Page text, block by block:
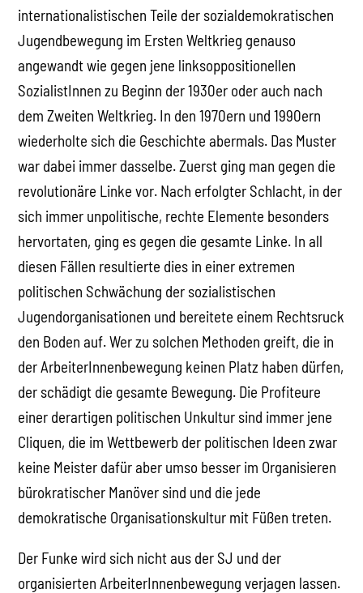
internationalistischen Teile der sozialdemokratischen
Jugendbewegung im Ersten Weltkrieg genauso
angewandt wie gegen jene linksoppositionellen
SozialistInnen zu Beginn der 1930er oder auch nach
dem Zweiten Weltkrieg. In den 1970ern und 1990ern
wiederholte sich die Geschichte abermals. Das Muster
war dabei immer dasselbe. Zuerst ging man gegen die
revolutionäre Linke vor. Nach erfolgter Schlacht, in der
sich immer unpolitische, rechte Elemente besonders
hervortaten, ging es gegen die gesamte Linke. In all
diesen Fällen resultierte dies in einer extremen
politischen Schwächung der sozialistischen
Jugendorganisationen und bereitete einem Rechtsruck
den Boden auf. Wer zu solchen Methoden greift, die in
der ArbeiterInnenbewegung keinen Platz haben dürfen,
der schädigt die gesamte Bewegung. Die Profiteure
einer derartigen politischen Unkultur sind immer jene
Cliquen, die im Wettbewerb der politischen Ideen zwar
keine Meister dafür aber umso besser im Organisieren
bürokratischer Manöver sind und die jede
demokratische Organisationskultur mit Füßen treten.
Der Funke wird sich nicht aus der SJ und der
organisierten ArbeiterInnenbewegung verjagen lassen.